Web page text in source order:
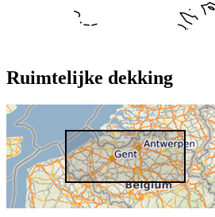
Ruimtelijke dekking